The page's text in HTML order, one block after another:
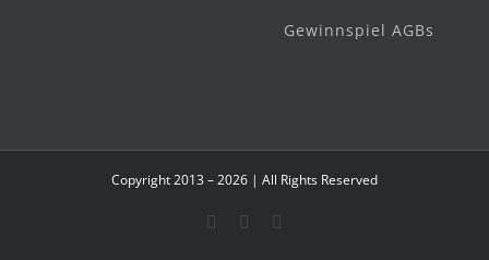
Gewinnspiel AGBs
Copyright 2013 – 2026 | All Rights Reserved
FacebookInstagram